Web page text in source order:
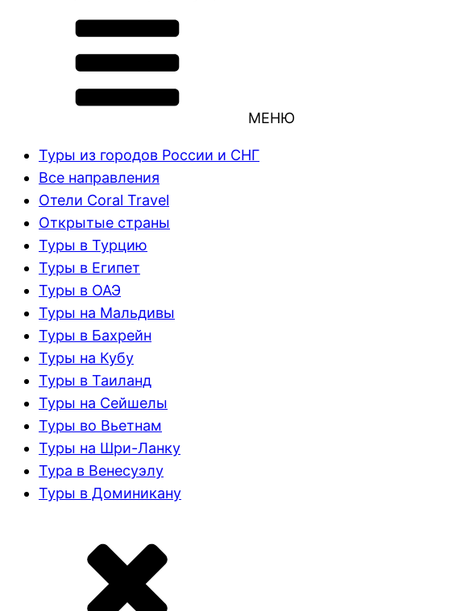
МЕНЮ
Туры из городов России и СНГ
Все направления
Отели Coral Travel
Открытые страны
Туры в Турцию
Туры в Египет
Туры в ОАЭ
Туры на Мальдивы
Туры в Бахрейн
Туры на Кубу
Туры в Таиланд
Туры на Сейшелы
Туры во Вьетнам
Туры на Шри-Ланку
Тура в Венесуэлу
Туры в Доминикану